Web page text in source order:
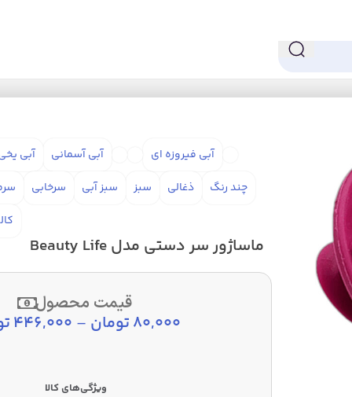
آبی فیروزه ای
آبی آسمانی آبی
چند رنگ
ذغالی سبز سبز آبی سرخابی
ماساژور سر دستی مدل Beauty Life
قیمت محصول
80,000تومان –
446,000